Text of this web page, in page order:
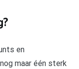
en
maar één sterk